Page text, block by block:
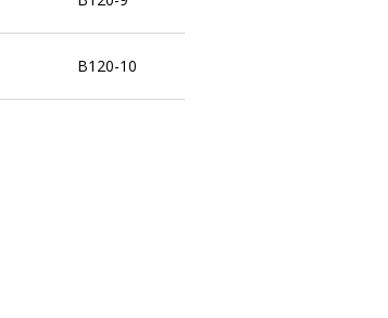
B120-10